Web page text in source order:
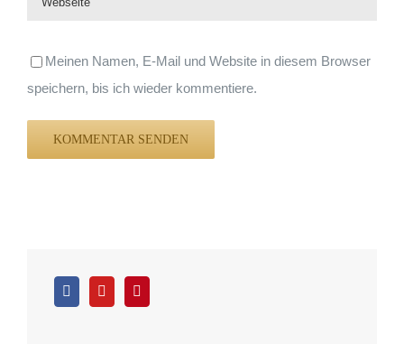
Meinen Namen, E-Mail und Website in diesem Browser
speichern, bis ich wieder kommentiere.